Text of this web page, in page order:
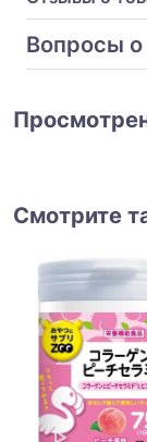
Вопросы о
Смотрите